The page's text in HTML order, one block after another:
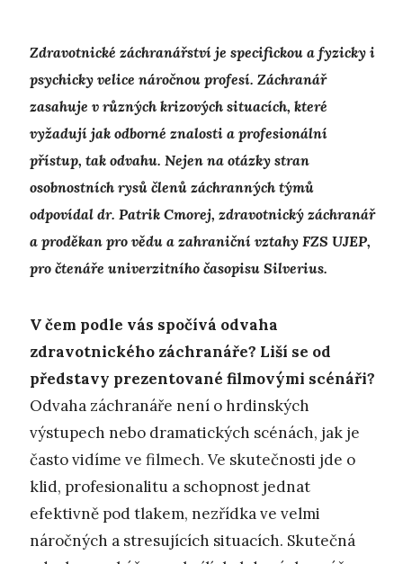
Zdravotnické záchranářství je specifickou a fyzicky i
psychicky velice náročnou profesí. Záchranář
zasahuje v různých krizových situacích, které
vyžadují jak odborné znalosti a profesionální
přístup, tak odvahu. Nejen na otázky stran
osobnostních rysů členů záchranných týmů
odpovídal dr. Patrik Cmorej, zdravotnický záchranář
a proděkan pro vědu a zahraniční vztahy FZS UJEP,
pro čtenáře univerzitního časopisu Silverius.
V čem podle vás spočívá odvaha
zdravotnického záchranáře? Liší se od
představy prezentované filmovými scénáři?
Odvaha záchranáře není o hrdinských
výstupech nebo dramatických scénách, jak je
často vidíme ve filmech. Ve skutečnosti jde o
klid, profesionalitu a schopnost jednat
efektivně pod tlakem, nezřídka ve velmi
náročných a stresujících situacích. Skutečná